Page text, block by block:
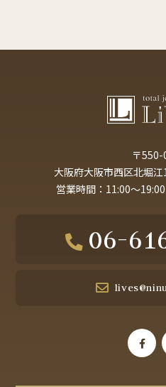
〒
大阪府大阪市西区北堀
営業時間：11:00～
06-